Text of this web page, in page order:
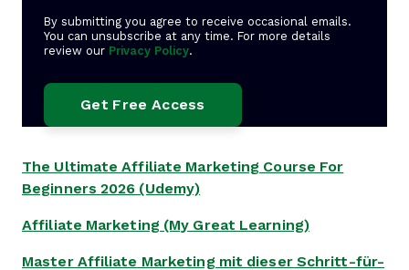
By submitting you agree to receive occasional emails.
You can unsubscribe at any time. For more details
review our Privacy Policy.
The Ultimate Affiliate Marketing Course For
Beginners 2026 (Udemy)
Affiliate Marketing (My Great Learning)
Master Affiliate Marketing mit dieser Schritt-für-